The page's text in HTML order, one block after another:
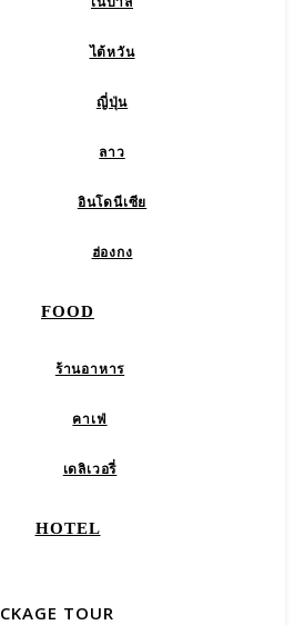
ไต้หวัน
ญี่ปุ่น
ลาว
อินโดนีเซีย
ฮ่องกง
FOOD
ร้านอาหาร
คาเฟ่
เดลิเวอรี่
HOTEL
TOUR